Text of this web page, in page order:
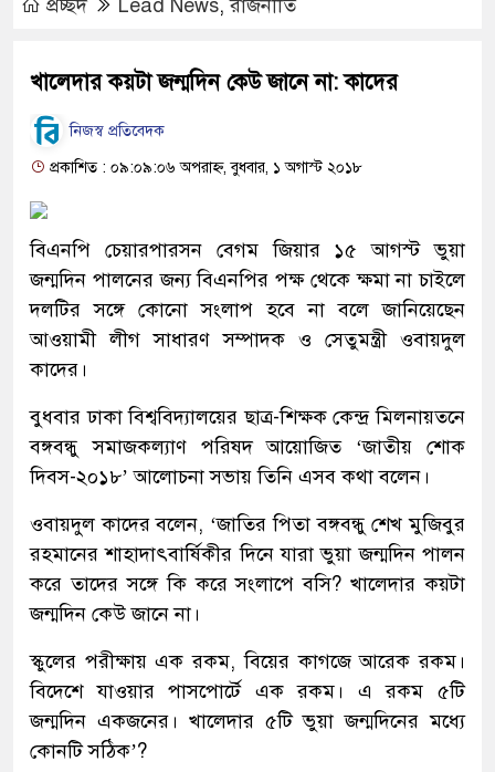
প্রচ্ছদ Lead News,রাজনীতি
খালেদার কয়টা জন্মদিন কেউ জানে না: কাদের
নিজস্ব প্রতিবেদক
প্রকাশিত : ০৯:০৯:০৬ অপরাহ্ন, বুধবার, ১ অগাস্ট ২০১৮
বিএনপি চেয়ারপারসন বেগম জিয়ার ১৫ আগস্ট ভুয়া
জন্মদিন পালনের জন্য বিএনপির পক্ষ থেকে ক্ষমা না চাইলে
দলটির সঙ্গে কোনো সংলাপ হবে না বলে জানিয়েছেন
আওয়ামী লীগ সাধারণ সম্পাদক ও সেতুমন্ত্রী ওবায়দুল
কাদের।
বুধবার ঢাকা বিশ্ববিদ্যালয়ের ছাত্র-শিক্ষক কেন্দ্র মিলনায়তনে
বঙ্গবন্ধু সমাজকল্যাণ পরিষদ আয়োজিত ‘জাতীয় শোক
দিবস-২০১৮’ আলোচনা সভায় তিনি এসব কথা বলেন।
ওবায়দুল কাদের বলেন, ‘জাতির পিতা বঙ্গবন্ধু শেখ মুজিবুর
রহমানের শাহাদাৎবার্ষিকীর দিনে যারা ভুয়া জন্মদিন পালন
করে তাদের সঙ্গে কি করে সংলাপে বসি? খালেদার কয়টা
জন্মদিন কেউ জানে না।
স্কুলের পরীক্ষায় এক রকম, বিয়ের কাগজে আরেক রকম।
বিদেশে যাওয়ার পাসপোর্টে এক রকম। এ রকম ৫টি
জন্মদিন একজনের। খালেদার ৫টি ভুয়া জন্মদিনের মধ্যে
কোনটি সঠিক’?